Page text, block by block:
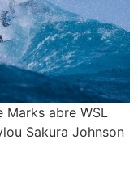
Marks abre WSL
Sakura Johnson